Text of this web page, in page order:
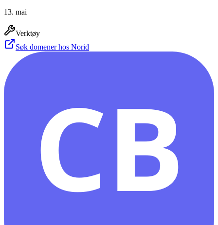
13. mai
Verktøy
Søk domener hos Norid
CB